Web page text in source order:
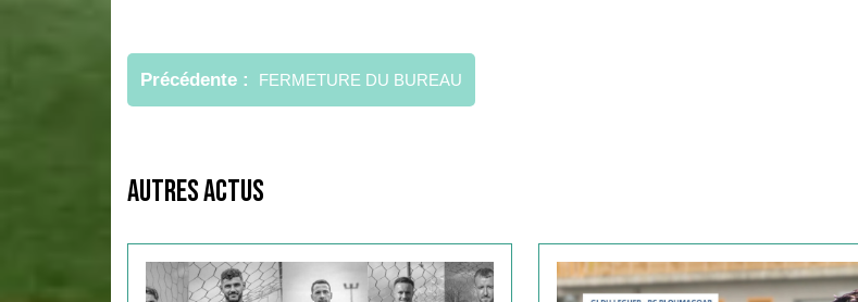
de
l’article
Précédente FERMETURE DU BUREAU
Autres Actus